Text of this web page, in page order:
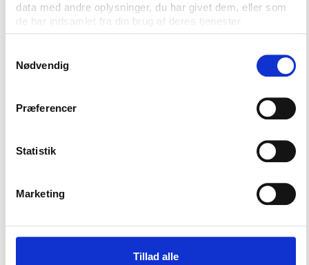
data med andre oplysninger, du har givet dem, eller som
de har indsamlet fra din brug af deres tjenester.
Nødvendig
Præferencer
Statistik
Marketing
Tillad alle
Deltagerne i Idrættens Rum og Rammer kan også
mobiltelefonbaserede GPS-teknologi på en løbetur
Analyseinstitut og Lokale- og Anlægsfonden på
Foruden de kommercielle udstillere arrangerer
idrætsbyggerier i Arena Nords foyerarealer.
Plancherne giver god inspiration til opgradering af
gamle eller udvikling af nye spændende
idrætsfaciliteter.